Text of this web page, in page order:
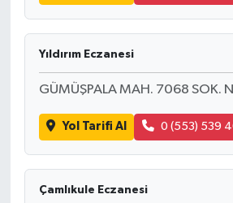
Yıldırım Eczanesi
GÜMÜŞPALA MAH. 7068 SOK.
Yol Tarifi Al 0 (553) 539
Çamlıkule Eczanesi